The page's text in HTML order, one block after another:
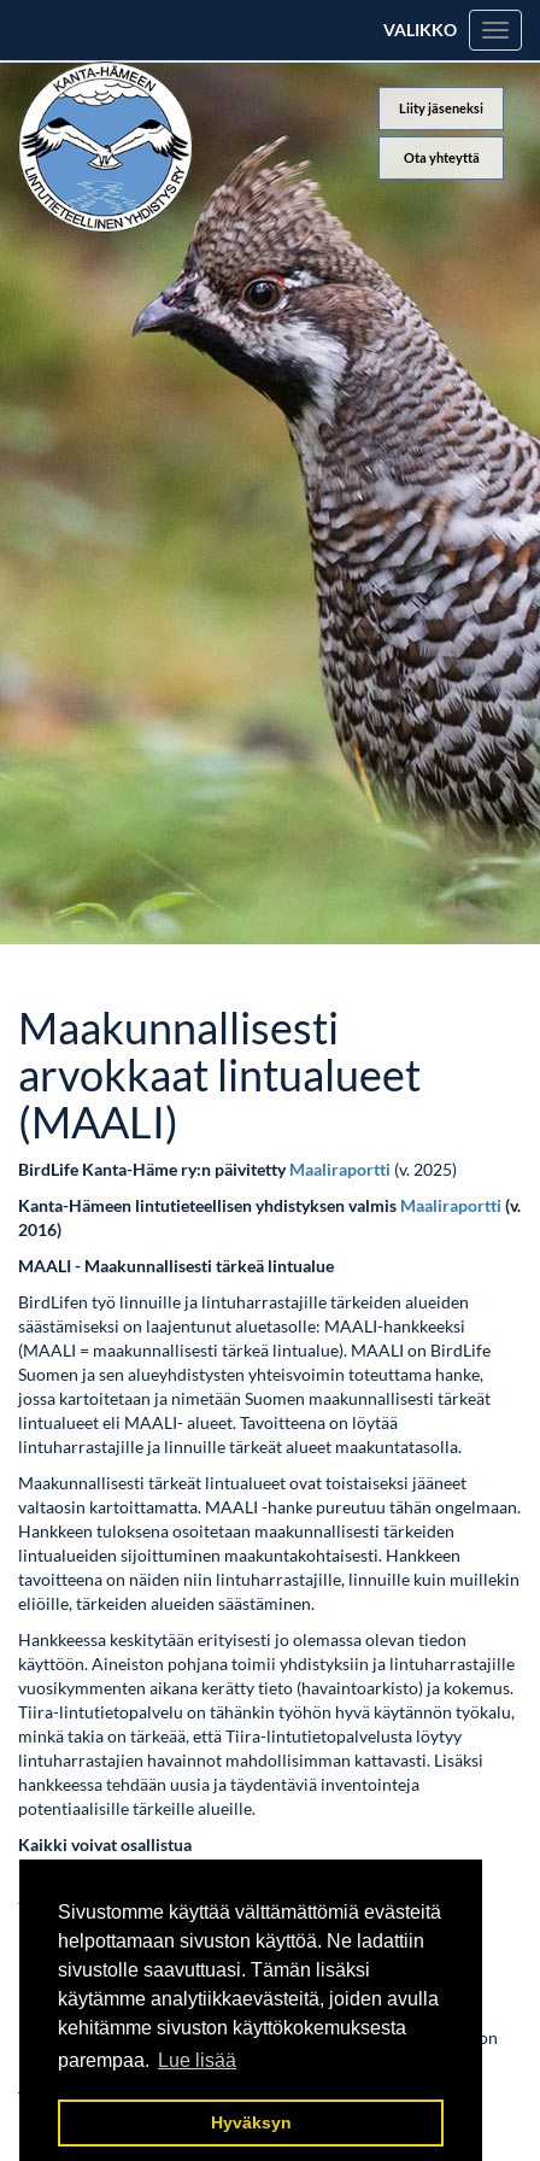
Sivustomme käyttää välttämättömiä evästeitä
helpottamaan sivuston käyttöä. Ne ladattiin
sivustolle saavuttuasi. Tämän lisäksi
käytämme analytiikkaevästeitä, joiden avulla
kehitämme sivuston käyttökokemuksesta
parempaa.
Lue lisää
Hyväksyn
VALIKKO
Liity jäseneksi
Ota yhteyttä
Maakunnallisesti
arvokkaat lintualueet
(MAALI)
BirdLife Kanta-Häme ry:n päivitettyMaaliraportti (v. 2025)
Kanta-Hämeen lintutieteellisen yhdistyksen valmis Maaliraportti (v.
2016)
MAALI - Maakunnallisesti tärkeä lintualue
BirdLifen työ linnuille ja lintuharrastajille tärkeiden alueiden
säästämiseksi on laajentunut aluetasolle: MAALI-hankkeeksi
(MAALI = maakunnallisesti tärkeä lintualue). MAALI on BirdLife
Suomen ja sen alueyhdistysten yhteisvoimin toteuttama hanke,
jossa kartoitetaan ja nimetään Suomen maakunnallisesti tärkeät
lintualueet eli MAALI- alueet. Tavoitteena on löytää
lintuharrastajille ja linnuille tärkeät alueet maakuntatasolla.
Maakunnallisesti tärkeät lintualueet ovat toistaiseksi jääneet
valtaosin kartoittamatta. MAALI -hanke pureutuu tähän ongelmaan.
Hankkeen tuloksena osoitetaan maakunnallisesti tärkeiden
lintualueiden sijoittuminen maakuntakohtaisesti. Hankkeen
tavoitteena on näiden niin lintuharrastajille, linnuille kuin muillekin
eliöille, tärkeiden alueiden säästäminen.
Hankkeessa keskitytään erityisesti jo olemassa olevan tiedon
käyttöön. Aineiston pohjana toimii yhdistyksiin ja lintuharrastajille
vuosikymmenten aikana kerätty tieto (havaintoarkisto) ja kokemus.
Tiira-lintutietopalvelu on tähänkin työhön hyvä käytännön työkalu,
minkä takia on tärkeää, että Tiira-lintutietopalvelusta löytyy
lintuharrastajien havainnot mahdollisimman kattavasti. Lisäksi
hankkeessa tehdään uusia ja täydentäviä inventointeja
potentiaalisille tärkeille alueille.
Kaikki voivat osallistua
toteutumista voi auttaa helposti esimerkiksi:
kirjaamalla havaintoja Tiiraan (myös aiempien vuosien
havaintoja)
ehdottamalla potentiaalisia MAALI-kohteita
paikallisyhdistyksille
osallistumalla potentiaalisten MAALI-kohteiden linnuston
inventoimiseen
Yhdistyksen MAALI-yhteyshenkilöt: